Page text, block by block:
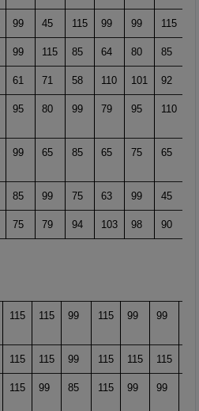
99 45 115 99 99 115
99 115 85 64 80 85
61 71 58 110 101 92
95 80 99 79 95 110
99 65 85 65 75 65
85 99 75 63 99 45
75 79 94 103 98 90
115 115 99 115 99 99
115 115 99 115 115 115
115 99 85 115 99 99